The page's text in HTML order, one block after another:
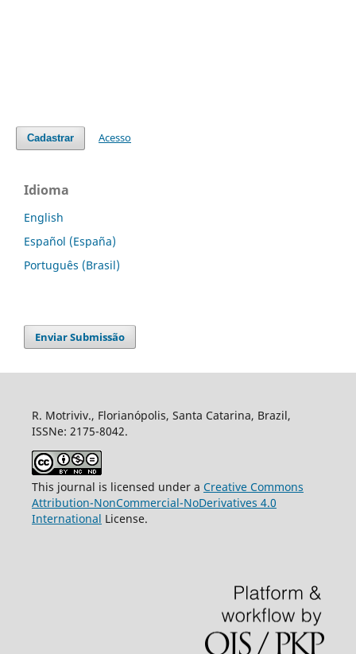
Cadastrar Acesso
Idioma
English
Español (España)
Português (Brasil)
Enviar Submissão
R. Motriviv., Florianópolis, Santa Catarina, Brazil,
ISSNe: 2175-8042.
This journal is licensed under a Creative Commons
Attribution-NonCommercial-NoDerivatives 4.0
International License.